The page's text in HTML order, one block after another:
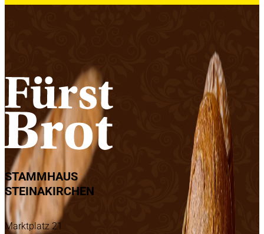
STAMMHAUS
STEINAKIRCHEN
Marktplatz 21